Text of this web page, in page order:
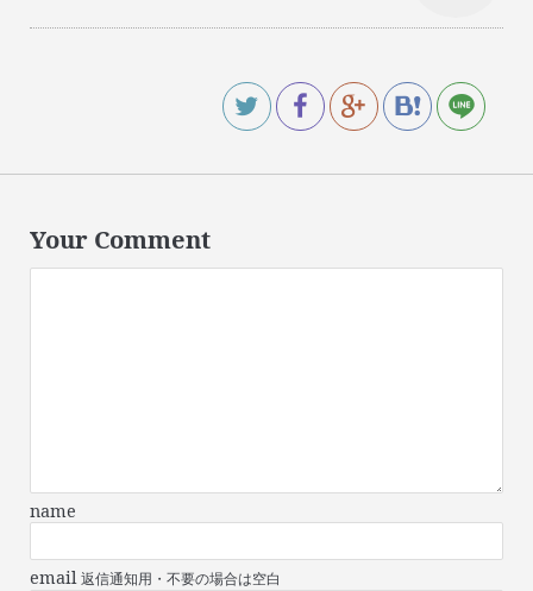
Your Comment
name
email 返信通知用・不要の場合は空白